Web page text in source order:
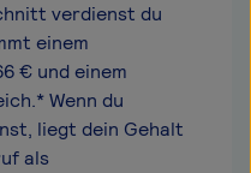
verdienst du
einem
€ und einem
Wenn du
liegt dein Gehalt
als